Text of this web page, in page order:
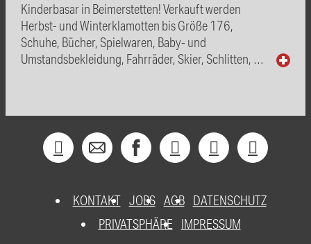
Kinderbasar in Beimerstetten! Verkauft werden
Herbst- und Winterklamotten bis Größe 176,
Schuhe, Bücher, Spielwaren, Baby- und
Umstandsbekleidung, Fahrräder, Skier, Schlitten, …
KONTAKT JOBS AGB DATENSCHUTZ
PRIVATSPHÄRE
IMPRESSUM